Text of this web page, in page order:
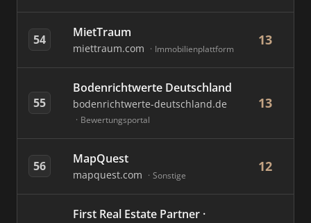
54 MietTraum
miettraum.com Immobilienplattform
13
55
Bodenrichtwerte Deutschland
bodenrichtwerte-deutschland.de
Bewertungsportal
13
56 MapQuest
mapquest.com Sonstige
12
First Real Estate Partner ·